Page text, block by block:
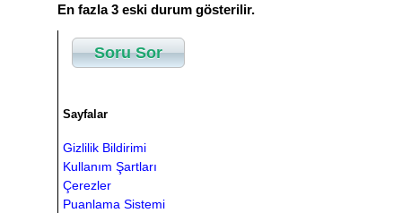
En fazla 3 eski durum gösterilir.
Soru Sor
Sayfalar
Gizlilik Bildirimi
Kullanım Şartları
Çerezler
Puanlama Sistemi